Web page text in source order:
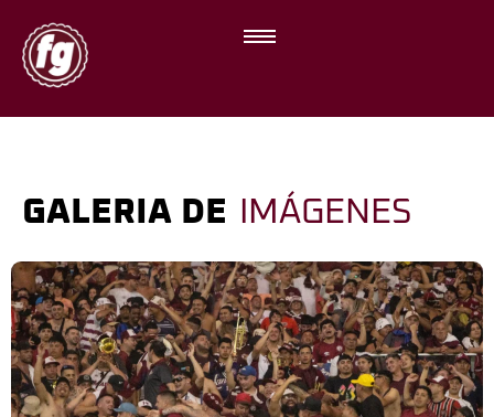
GALERIA DE IMÁGENES